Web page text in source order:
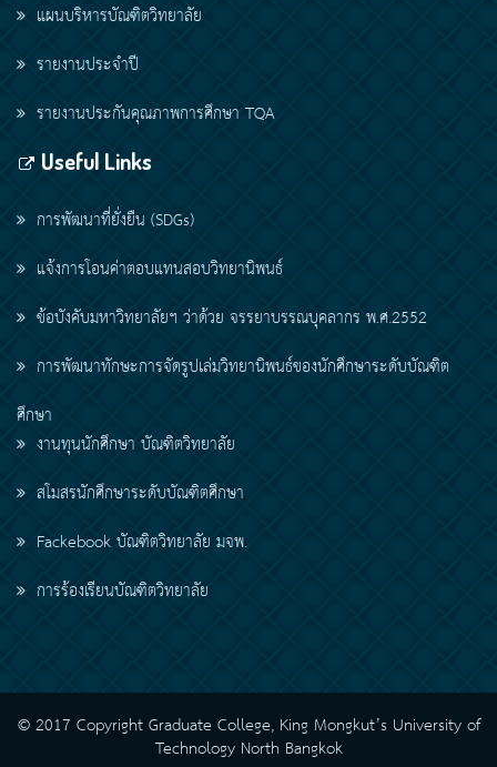
แผนบริหารบัณฑิตวิทยาลัย
รายงานประจำปี
รายงานประกันคุณภาพการศึกษา TQA
Useful Links
การพัฒนาที่ยั่งยืน (SDGs)
แจ้งการโอนค่าตอบแทนสอบวิทยานิพนธ์
ข้อบังคับมหาวิทยาลัยฯ ว่าด้วย จรรยาบรรณบุคลากร พ.ศ.2552
การพัฒนาทักษะการจัดรูปเล่มวิทยานิพนธ์ของนักศึกษาระดับบัณฑิต
ศึกษา
งานทุนนักศึกษา บัณฑิตวิทยาลัย
สโมสรนักศึกษาระดับบัณฑิตศึกษา
Fackebook บัณฑิตวิทยาลัย มจพ.
การร้องเรียนบัณฑิตวิทยาลัย
© 2017 Copyright Graduate College, King Mongkut’s University of
Technology North Bangkok